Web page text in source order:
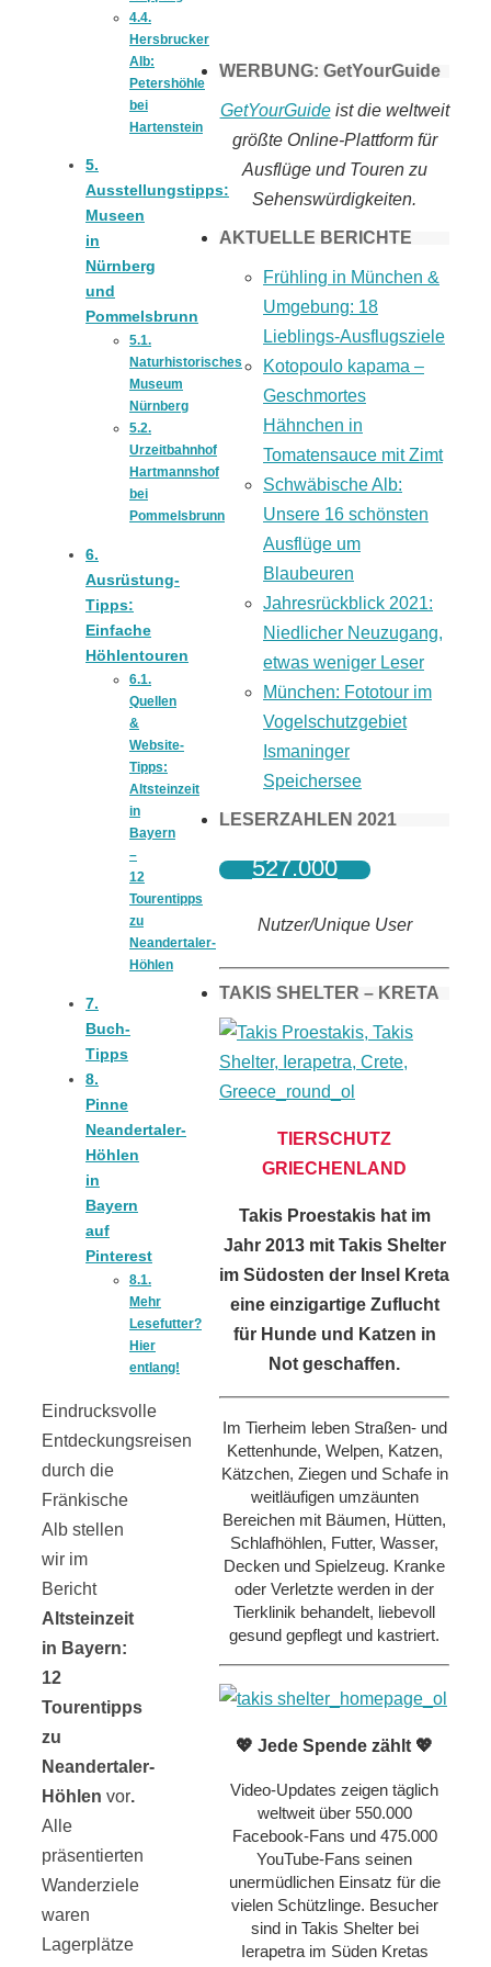
4.4.
Hersbrucker
Alb:
Petershöhle
bei
Hartenstein
5.
Ausstellungstipps:
Museen
in
Nürnberg
und
Pommelsbrunn
5.1.
Naturhistorisches
Museum
Nürnberg
5.2.
Urzeitbahnhof
Hartmannshof
bei
Pommelsbrunn
6.
Ausrüstung-
Tipps:
Einfache
Höhlentouren
6.1.
Quellen
&
Website-
Tipps:
Altsteinzeit
in
Bayern
–
12
Tourentipps
zu
Neandertaler-
Höhlen
7.
Buch-
Tipps
8.
Pinne
Neandertaler-
Höhlen
in
Bayern
auf
Pinterest
8.1.
Mehr
Lesefutter?
Hier
entlang!
Eindrucksvolle
Entdeckungsreisen
durch die
Fränkische
Alb stellen
wir im
Bericht
Altsteinzeit
in Bayern:
12
Tourentipps
zu
Neandertaler-
Höhlen vor.
Alle
präsentierten
Wanderziele
waren
Lagerplätze
WERBUNG: GetYourGuide
GetYourGuideist die weltweit
größte Online-Plattform für
Ausflüge und Touren zu
Sehenswürdigkeiten.
AKTUELLE BERICHTE
Frühling in München &
Umgebung: 18
Lieblings-Ausflugsziele
Kotopoulo kapama –
Geschmortes
Hähnchen in
Tomatensauce mit Zimt
Schwäbische Alb:
Unsere 16 schönsten
Ausflüge um
Blaubeuren
Jahresrückblick 2021:
Niedlicher Neuzugang,
etwas weniger Leser
München: Fototour im
Vogelschutzgebiet
Ismaninger
Speichersee
LESERZAHLEN 2021
527.000
Nutzer/Unique User
TAKIS SHELTER – KRETA
TIERSCHUTZ
GRIECHENLAND
Takis Proestakis hat im
Jahr 2013 mit Takis Shelter
im Südosten der Insel Kreta
eine einzigartige Zuflucht
für Hunde und Katzen in
Not geschaffen.
Im Tierheim leben Straßen- und
Kettenhunde, Welpen, Katzen,
Kätzchen, Ziegen und Schafe in
weitläufigen umzäunten
Bereichen mit Bäumen, Hütten,
Schlafhöhlen, Futter, Wasser,
Decken und Spielzeug. Kranke
oder Verletzte werden in der
Tierklinik behandelt, liebevoll
gesund gepflegt und kastriert.
💖 Jede Spende zählt 💖
Video-Updates zeigen täglich
weltweit über 550.000
Facebook-Fans und 475.000
YouTube-Fans seinen
unermüdlichen Einsatz für die
vielen Schützlinge. Besucher
sind in Takis Shelter bei
Ierapetra im Süden Kretas